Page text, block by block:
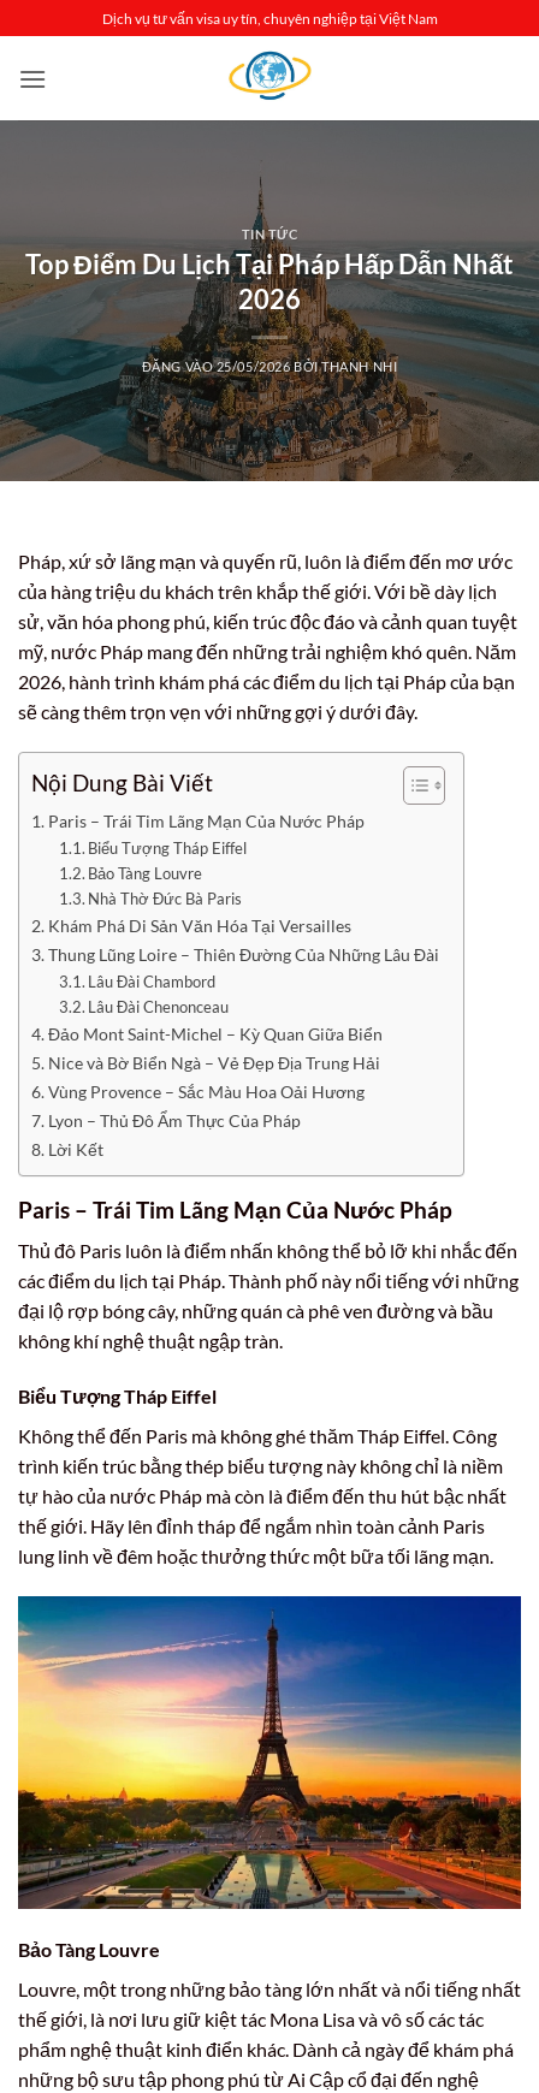
qua
nội
Dịch vụ tư vấn visa uy tín, chuyên nghiệp tại Việt Nam
TIN TỨC
Top Điểm Du Lịch Tại Pháp Hấp Dẫn Nhất
2026
ĐĂNG VÀO25/05/2026 BỞITHANH NHI
Pháp, xứ sở lãng mạn và quyến rũ, luôn là điểm đến mơ ước
của hàng triệu du khách trên khắp thế giới. Với bề dày lịch
sử, văn hóa phong phú, kiến trúc độc đáo và cảnh quan tuyệt
mỹ, nước Pháp mang đến những trải nghiệm khó quên. Năm
2026, hành trình khám phá các điểm du lịch tại Pháp của bạn
sẽ càng thêm trọn vẹn với những gợi ý dưới đây.
Nội Dung Bài Viết
Paris – Trái Tim Lãng Mạn Của Nước Pháp
Biểu Tượng Tháp Eiffel
Bảo Tàng Louvre
Nhà Thờ Đức Bà Paris
Khám Phá Di Sản Văn Hóa Tại Versailles
Thung Lũng Loire – Thiên Đường Của Những Lâu Đài
Lâu Đài Chambord
Lâu Đài Chenonceau
Đảo Mont Saint-Michel – Kỳ Quan Giữa Biển
Nice và Bờ Biển Ngà – Vẻ Đẹp Địa Trung Hải
Vùng Provence – Sắc Màu Hoa Oải Hương
Lyon – Thủ Đô Ẩm Thực Của Pháp
Lời Kết
Paris – Trái Tim Lãng Mạn Của Nước Pháp
Thủ đô Paris luôn là điểm nhấn không thể bỏ lỡ khi nhắc đến
các điểm du lịch tại Pháp. Thành phố này nổi tiếng với những
đại lộ rợp bóng cây, những quán cà phê ven đường và bầu
không khí nghệ thuật ngập tràn.
Biểu Tượng Tháp Eiffel
Không thể đến Paris mà không ghé thăm Tháp Eiffel. Công
trình kiến trúc bằng thép biểu tượng này không chỉ là niềm
tự hào của nước Pháp mà còn là điểm đến thu hút bậc nhất
thế giới. Hãy lên đỉnh tháp để ngắm nhìn toàn cảnh Paris
lung linh về đêm hoặc thưởng thức một bữa tối lãng mạn.
Bảo Tàng Louvre
Louvre, một trong những bảo tàng lớn nhất và nổi tiếng nhất
thế giới, là nơi lưu giữ kiệt tác Mona Lisa và vô số các tác
phẩm nghệ thuật kinh điển khác. Dành cả ngày để khám phá
những bộ sưu tập phong phú từ Ai Cập cổ đại đến nghệ